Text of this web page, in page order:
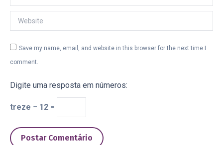
Website
Save my name, email, and website in this browser for the next time I
comment.
Digite uma resposta em números:
treze − 12 =
Postar Comentário